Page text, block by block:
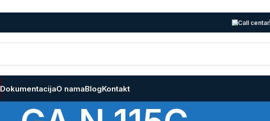
Call centar
DokumentacijaO namaBlogKontakt